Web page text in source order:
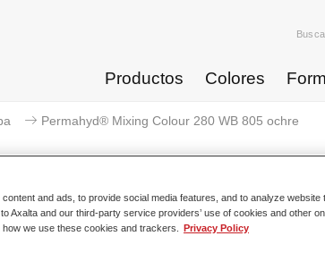
Productos Colores
Permahyd® Mixing Colour 280 WB 805 ochre
Mixing Colour
and ads, to provide social media features, and to analyze website
Axalta and our third-party service providers’ use of cookies and other
we use these cookies and trackers.
Privacy Policy